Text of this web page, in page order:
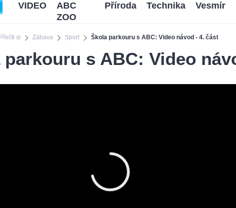
Přečti si Zábava Sport Škola parkouru s ABC: Video návod - 4. část
VIDEO
ABC
ZOO
Příroda Technika Vesmír
parkouru s ABC: Video